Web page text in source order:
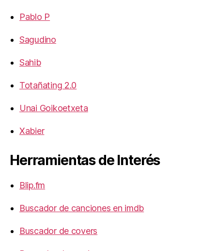
Pablo P
Sagudino
Sahib
Totañating 2.0
Unai Goikoetxeta
Xabier
Herramientas de Interés
Blip.fm
Buscador de canciones en imdb
Buscador de covers